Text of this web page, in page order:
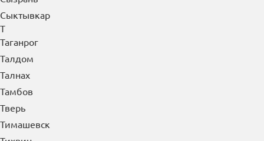
Сыктывкар
Т
Таганрог
Талдом
Талнах
Тамбов
Тверь
Тимашевск